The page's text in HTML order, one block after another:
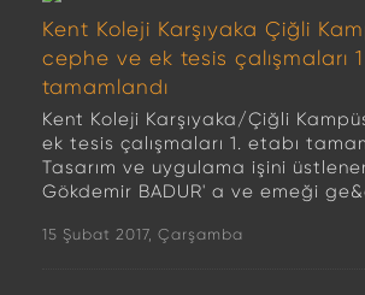
Kent Koleji Karşıyaka Çiğli
cephe ve ek tesis çalışmaları
tamamlandı
Kent Koleji Karşıyaka/Çiğli
ek tesis çalışmaları 1. etabı
Tasarım ve uygulama işini
Gökdemir BADUR' a ve emeği
15 Şubat 2017, Çarşamba